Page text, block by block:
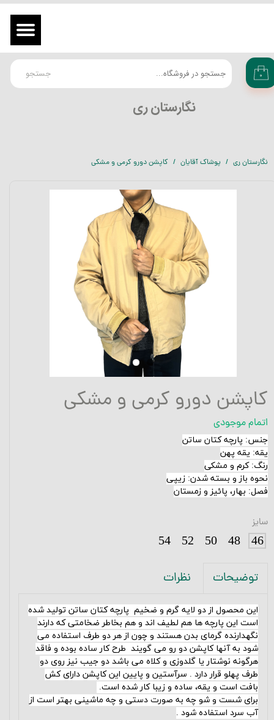
​نگارستان ری
جستجو ۰
تغییر گذر واژه
سفارشات
خروج از حساب کاربری
نگارستان ری پوشاک آقایان کاپشن دورو کرمی و مشکی
کاپشن دورو کرمی و مشکی
اتمام موجودی
جنس: پارچه کتان ساتن
یقه: یقه پهن
رنگ: کرم و مشکی
نحوه باز و بسته شدن: زیپی
فصل: بهار، پائیز و زمستان
سایز
46
48
50
52
54
توضیحات نظرات
این محصول از دو لایه گرم و ضخیم پارچه کتان ساتن تولید شده
است این پارچه ها هم لطیف اند و هم بخاطر ضخامتی که دارند
نگهدارنده گرمای بدن هستند و چون از هر دو طرف استفاده می
شود به آنها کاپشن دو رو می گویند طرح کار ساده بوده و فاقد
هرگونه نوشتار یا گلدوزی و کلاه می باشد دو جیب نیز روی دو
طرف پهلو قرار دارد . سرآستین و پایین این کاپشن دارای کش
بافت است و یقه، ساده و زیبا کار شده است.
برای شست و شو چه به صورت دستی و چه ماشینی بهتر است از
آب سرد استفاده شود .